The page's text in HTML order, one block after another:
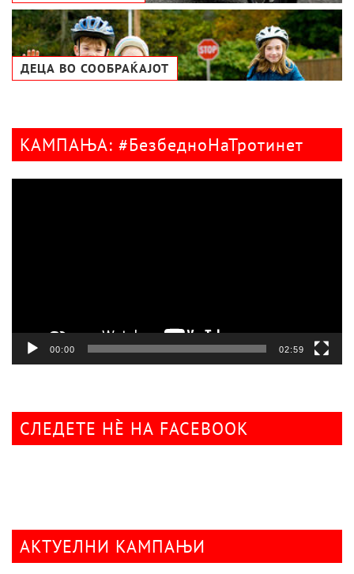
ДЕЦА ВО СООБРАЌАЈОТ
КАМПАЊА: #БезбедноНаТротинет
00:00 02:59
СЛЕДЕТЕ НÈ НА FACEBOOK
АКТУЕЛНИ КАМПАЊИ